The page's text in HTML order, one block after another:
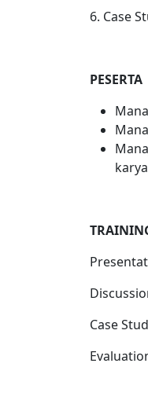
6. Case
PESERTA
Case